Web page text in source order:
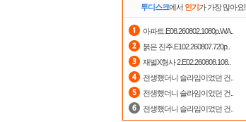
투디스크에서 인기가 가장 많아요!
아파트.E08.260802.1080p.WA..
붉은 진주.E102.260807.720p..
재벌X형사 2.E02.260808.108..
전생했더니 슬라임이었던 건..
전생했더니 슬라임이었던 건..
전생했더니 슬라임이었던 건..